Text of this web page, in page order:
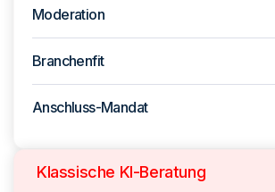
Moderation
Branchenfit
Anschluss-Mandat
Klassische KI-Beratung